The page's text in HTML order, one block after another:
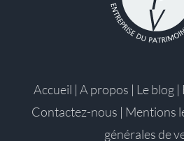
Accueil | A propos | Le blog |
Contactez-nous | Mentions
générales de